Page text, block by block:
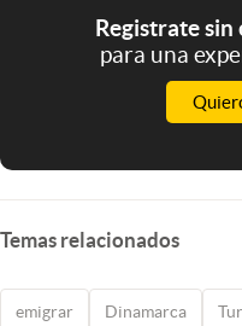
Registrate
para una
Temas relacionados
emigrar Dinamarca